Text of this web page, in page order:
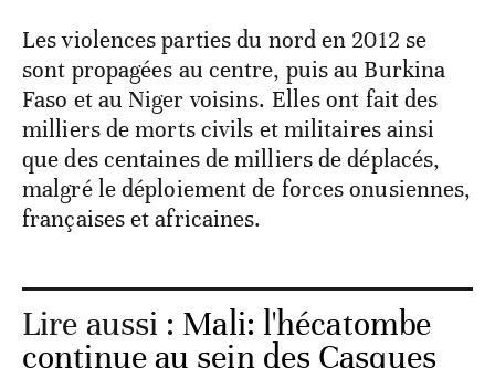
Les violences parties du nord en 2012 se
sont propagées au centre, puis au Burkina
Faso et au Niger voisins. Elles ont fait des
milliers de morts civils et militaires ainsi
que des centaines de milliers de déplacés,
malgré le déploiement de forces onusiennes,
françaises et africaines.
Lire aussi : Mali: l'hécatombe
continue au sein des Casques